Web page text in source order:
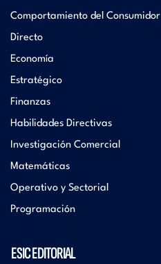
Comportamiento del Consumidor
Directo
Economía
Estratégico
Finanzas
Habilidades Directivas
Investigación Comercial
Matemáticas
Operativo y Sectorial
Programación
ESIC EDITORIAL